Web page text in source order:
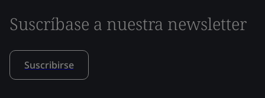
Suscríbase a nuestra newsletter
Suscribirse